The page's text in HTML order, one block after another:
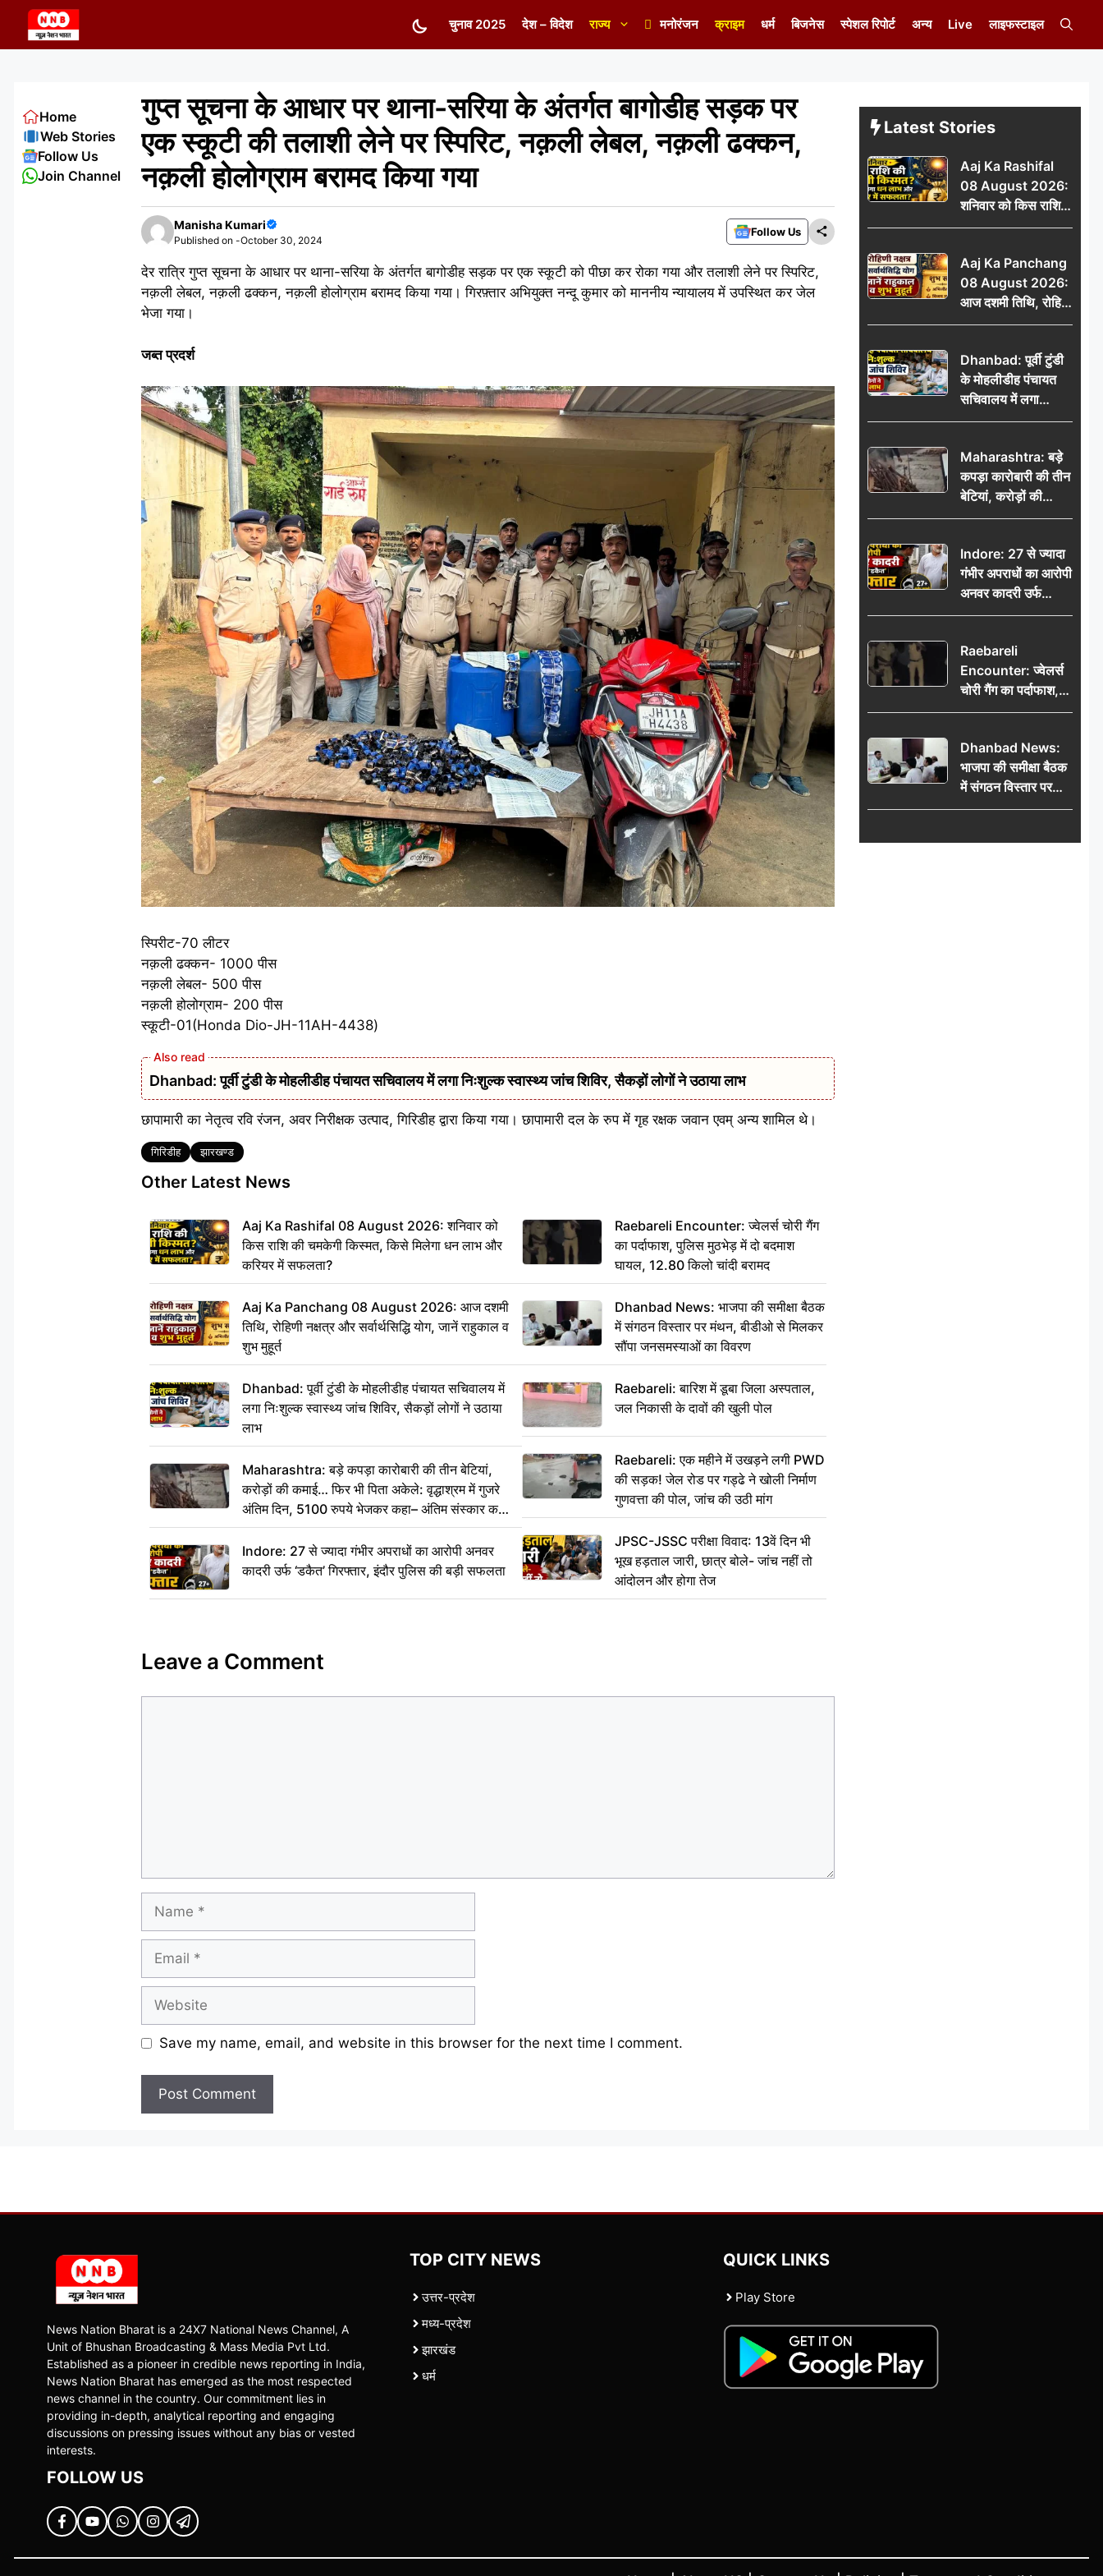
content
चुनाव 2025 देश – विदेश राज्य मनोरंजन क्राइम धर्म बिजनेस स्पेशल रिपोर्ट अन्य Live लाइफस्टाइल
गुप्त सूचना के आधार पर थाना-सरिया के अंतर्गत बागोडीह सड़क पर
एक स्कूटी की तलाशी लेने पर स्पिरिट, नक़ली लेबल, नक़ली ढक्कन,
नक़ली होलोग्राम बरामद किया गया
Manisha Kumari
Published on -October 30, 2024
Follow Us
देर रात्रि गुप्त सूचना के आधार पर थाना-सरिया के अंतर्गत बागोडीह सड़क पर एक स्कूटी को पीछा कर रोका गया और तलाशी लेने पर स्पिरिट,
नक़ली लेबल, नक़ली ढक्कन, नक़ली होलोग्राम बरामद किया गया। गिरफ़्तार अभियुक्त नन्दू कुमार को माननीय न्यायालय में उपस्थित कर जेल
भेजा गया।
जब्त प्रदर्श
स्पिरीट-70 लीटर
नक़ली ढक्कन- 1000 पीस
नक़ली लेबल- 500 पीस
नक़ली होलोग्राम- 200 पीस
स्कूटी-01(Honda Dio-JH-11AH-4438)
Dhanbad: पूर्वी टुंडी के मोहलीडीह पंचायत सचिवालय में लगा निःशुल्क स्वास्थ्य जांच शिविर, सैकड़ों लोगों ने उठाया लाभ
छापामारी का नेतृत्व रवि रंजन, अवर निरीक्षक उत्पाद, गिरिडीह द्वारा किया गया। छापामारी दल के रुप में गृह रक्षक जवान एवम् अन्य शामिल थे।
Tags
गिरिडीह झारखण्ड
Other Latest News
Aaj Ka Rashifal 08 August 2026: शनिवार को
किस राशि की चमकेगी किस्मत, किसे मिलेगा धन लाभ और
करियर में सफलता?
Aaj Ka Panchang 08 August 2026: आज दशमी
तिथि, रोहिणी नक्षत्र और सर्वार्थसिद्धि योग, जानें राहुकाल व
शुभ मुहूर्त
Dhanbad: पूर्वी टुंडी के मोहलीडीह पंचायत सचिवालय में
लगा निःशुल्क स्वास्थ्य जांच शिविर, सैकड़ों लोगों ने उठाया
लाभ
Maharashtra: बड़े कपड़ा कारोबारी की तीन बेटियां,
करोड़ों की कमाई… फिर भी पिता अकेले: वृद्धाश्रम में गुजरे
अंतिम दिन, 5100 रुपये भेजकर कहा– अंतिम संस्कार कर
दीजिए हम नहीं आ पाएंगे
Indore: 27 से ज्यादा गंभीर अपराधों का आरोपी अनवर
कादरी उर्फ ‘डकैत’ गिरफ्तार, इंदौर पुलिस की बड़ी सफलता
Raebareli Encounter: ज्वेलर्स चोरी गैंग
का पर्दाफाश, पुलिस मुठभेड़ में दो बदमाश
घायल, 12.80 किलो चांदी बरामद
Dhanbad News: भाजपा की समीक्षा बैठक
में संगठन विस्तार पर मंथन, बीडीओ से मिलकर
सौंपा जनसमस्याओं का विवरण
Raebareli: बारिश में डूबा जिला अस्पताल,
जल निकासी के दावों की खुली पोल
Raebareli: एक महीने में उखड़ने लगी PWD
की सड़क! जेल रोड पर गड्ढे ने खोली निर्माण
गुणवत्ता की पोल, जांच की उठी मांग
JPSC-JSSC परीक्षा विवाद: 13वें दिन भी
भूख हड़ताल जारी, छात्र बोले- जांच नहीं तो
आंदोलन और होगा तेज
Leave a Comment
Name
Email
Website
Save my name, email, and website in this browser for the next time I comment.
Home
Web Stories
Follow Us
Join Channel
Latest Stories
Aaj Ka Rashifal
08 August 2026:
शनिवार को किस राशि
की चमकेगी किस्मत,
और करियर में सफलता?
Aaj Ka Panchang
08 August 2026:
आज दशमी तिथि, रोहिणी
नक्षत्र और सर्वार्थसिद्धि
शुभ मुहूर्त
Dhanbad: पूर्वी टुंडी
के मोहलीडीह पंचायत
सचिवालय में लगा
निःशुल्क स्वास्थ्य जांच
उठाया लाभ
Maharashtra: बड़े
कपड़ा कारोबारी की तीन
बेटियां, करोड़ों की
कमाई… फिर भी पिता
अंतिम दिन, 5100 रुपये
भेजकर कहा– अंतिम
संस्कार कर दीजिए हम
नहीं आ पाएंगे
Indore: 27 से ज्यादा
गंभीर अपराधों का आरोपी
अनवर कादरी उर्फ
‘डकैत’ गिरफ्तार, इंदौर
Raebareli
Encounter: ज्वेलर्स
चोरी गैंग का पर्दाफाश,
पुलिस मुठभेड़ में दो
किलो चांदी बरामद
Dhanbad News:
भाजपा की समीक्षा बैठक
में संगठन विस्तार पर
मंथन, बीडीओ से
जनसमस्याओं का विवरण
News Nation Bharat is a 24X7 National News Channel, A
Unit of Bhushan Broadcasting & Mass Media Pvt Ltd.
Established as a pioneer in credible news reporting in India,
News Nation Bharat has emerged as the most respected
news channel in the country. Our commitment lies in
providing in-depth, analytical reporting and engaging
discussions on pressing issues without any bias or vested
interests.
FOLLOW US
TOP CITY NEWS
उत्तर-प्रदेश
मध्य-प्रदेश
झारखंड
धर्म
QUICK LINKS
Play Store